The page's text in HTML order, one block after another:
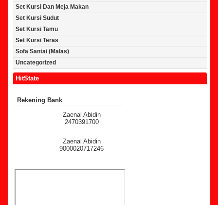
Set Kursi Dan Meja Makan
Set Kursi Sudut
Set Kursi Tamu
Set Kursi Teras
Sofa Santai (Malas)
Uncategorized
HitState
Rekening Bank
Zaenal Abidin
2470391700
Zaenal Abidin
9000020717246